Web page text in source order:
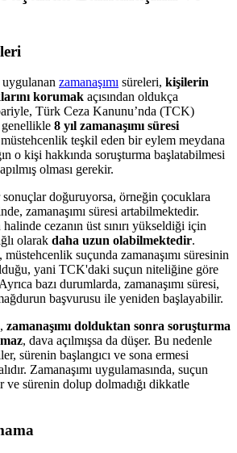
zamanaşımı süreleri, kişilerin
korumak açısından oldukça
Türk Ceza Kanunu’nda (TCK)
8 yıl zamanaşımı süresi
teşkil eden bir eylem meydana
o kişi hakkında soruşturma başlatabilmesi
olması gerekir.
doğuruyorsa, örneğin çocuklara
zamanaşımı süresi artabilmektedir.
cezanın üst sınırı yükseldiği için
olarak daha uzun olabilmektedir.
suçunda zamanaşımı süresinin
yani TCK'daki suçun niteliğine göre
bazı durumlarda, zamanaşımı süresi,
başvurusu ile yeniden başlayabilir.
zamanaşımı dolduktan sonra soruşturma
, dava açılmışsa da düşer. Bu nedenle
sürenin başlangıcı ve sona ermesi
Zamanaşımı uygulamasında, suçun
ve sürenin dolup dolmadığı dikkatle